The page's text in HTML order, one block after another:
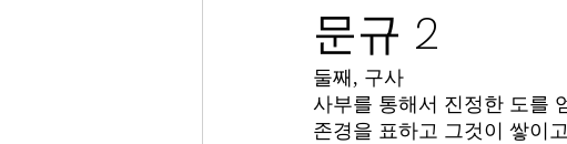
문규 2
둘째, 구사
사부를 통해서 진정한 도를
존경을 표하고 그것이 쌓이